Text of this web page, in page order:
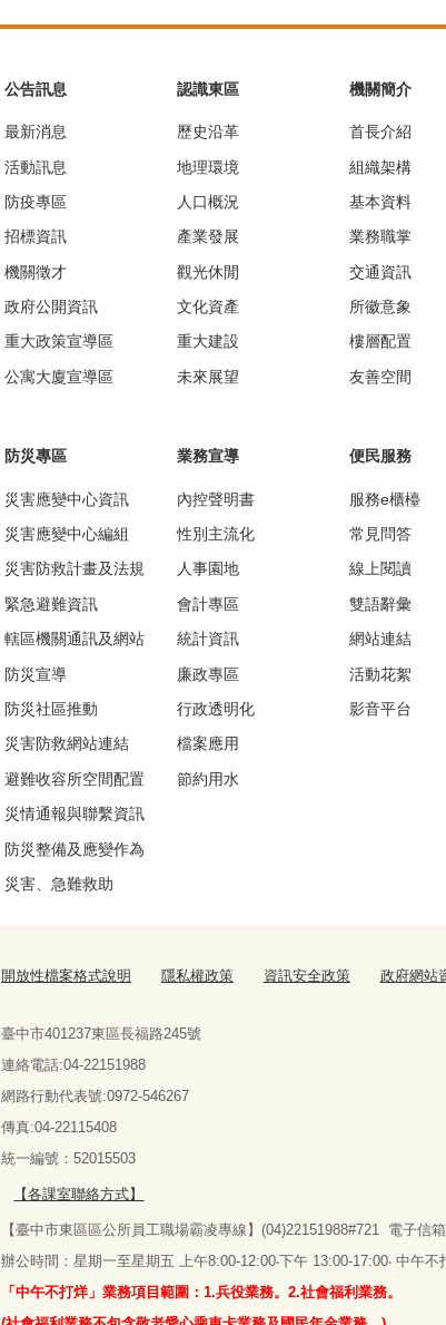
公告訊息
最新消息
活動訊息
防疫專區
招標資訊
機關徵才
政府公開資訊
重大政策宣導區
公寓大廈宣導區
認識東區
歷史沿革
地理環境
人口概況
產業發展
觀光休閒
文化資產
重大建設
未來展望
機關簡介
首長介紹
組織架構
基本資料
業務職掌
交通資訊
所徽意象
樓層配置
友善空間
防災專區
災害應變中心資訊
災害應變中心編組
災害防救計畫及法規
緊急避難資訊
轄區機關通訊及網站
防災宣導
防災社區推動
災害防救網站連結
避難收容所空間配置
災情通報與聯繫資訊
防災整備及應變作為
災害、急難救助
業務宣導
內控聲明書
性別主流化
人事園地
會計專區
統計資訊
廉政專區
行政透明化
檔案應用
節約用水
便民服務
服務e櫃檯
常見問答
線上閱讀
雙語辭彙
網站連結
活動花絮
影音平台
開放性檔案格式說明 隱私權政策 資訊安全政策 政府網站
臺中市401237東區長福路245號
連絡電話:04-22151988
網路行動代表號:0972-546267
傳真:04-22115408
統一編號：52015503
【各課室聯絡方式】
【臺中市東區區公所員工職場霸凌專線】(04)22151988#721 電子信箱
辦公時間：星期一至星期五 上午8:00-12:00‧下午 13:00-17:00‧ 中午不
「中午不打烊」業務項目範圍：1.兵役業務。2.社會福利業務。